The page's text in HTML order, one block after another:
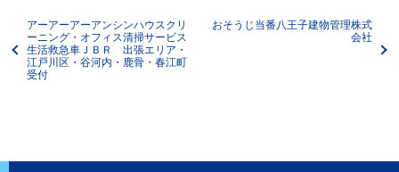
アーアーアーアンシンハウスクリ
ーニング・オフィス清掃サービス
生活救急車ＪＢＲ 出張エリア・
江戸川区・谷河内・鹿骨・春江町
受付
おそうじ当番八王子建物管理株式
会社